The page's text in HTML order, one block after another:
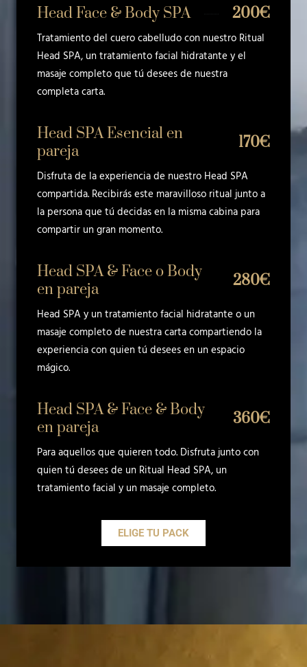
Head Face & Body SPA 200€
Tratamiento del cuero cabelludo con nuestro Ritual
Head SPA, un tratamiento facial hidratante y el
masaje completo que tú desees de nuestra
completa carta.
Head SPA Esencial en
pareja
170€
Disfruta de la experiencia de nuestro Head SPA
compartida. Recibirás este maravilloso ritual junto a
la persona que tú decidas en la misma cabina para
compartir un gran momento.
Head SPA & Face o Body
en pareja
280€
Head SPA y un tratamiento facial hidratante o un
masaje completo de nuestra carta compartiendo la
experiencia con quien tú desees en un espacio
mágico.
Head SPA & Face & Body
en pareja
360€
Para aquellos que quieren todo. Disfruta junto con
quien tú desees de un Ritual Head SPA, un
tratamiento facial y un masaje completo.
ELIGE TU PACK